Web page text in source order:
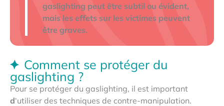
gaslighting peut être subtil ou évident,
mais les effets sur les victimes peuvent
être graves.
Comment se protéger du
gaslighting ?
Pour se protéger du gaslighting, il est important
d‘utiliser des techniques de contre-manipulation.